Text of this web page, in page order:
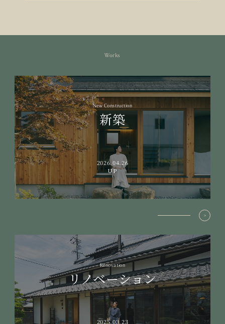
Works
New Construction
新築
2026.04.26
UP
Renovation
リノベーション
2025.03.23